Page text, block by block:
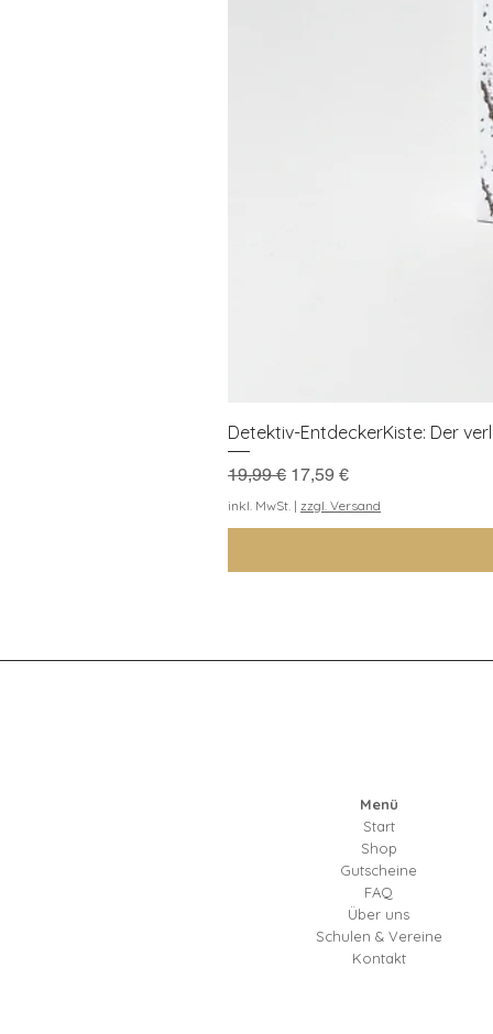
Detektiv-EntdeckerKiste: Der
Standardpreis
19,99 € Sale-Preis
17,59 €
inkl. MwSt. | zzgl. Versand
Menü
Start
Shop
Gutscheine
FAQ
Über uns
Schulen & Vereine
Kontakt